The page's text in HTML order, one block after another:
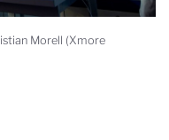
Morell (Xmore